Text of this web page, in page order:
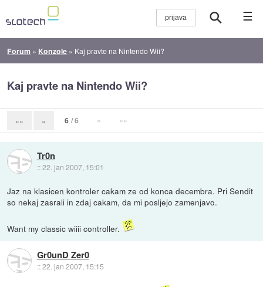
☰
Forum » Konzole » Kaj pravte na Nintendo Wii?
Kaj pravte na Nintendo Wii?
«« « 6 / 6 » »»
Tr0n
::22. jan 2007, 15:01
Jaz na klasicen kontroler cakam ze od konca decembra. Pri Sendit
so nekaj zasrali in zdaj cakam, da mi posljejo zamenjavo.
Want my classic wiiii controller.
Gr0unD Zer0
::22. jan 2007, 15:15